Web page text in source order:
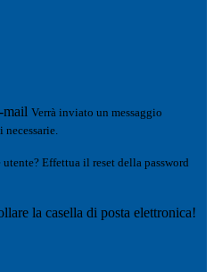
mail Verrà inviato un messaggio
Effettua il reset della password
la casella di posta elettronica!